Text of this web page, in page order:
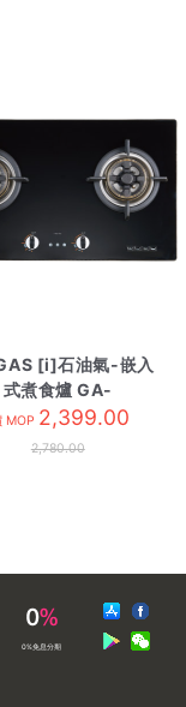
[i]石油氣-嵌入
式煮食爐 GA-
9688II/LPG
MOP 2,399.00
2,780.00
0%免息分期